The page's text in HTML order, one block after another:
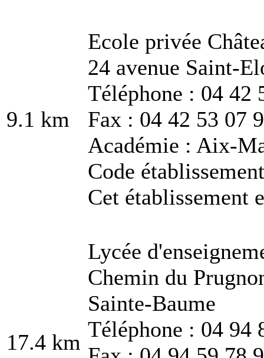
9.1 km
Ecole privée
24 avenue Saint-
Téléphone : 04 42
Fax : 04 42 53 07
Académie : Aix-
Code
Cet établissement
17.4 km
Lycée
Chemin du
Sainte-Baume
Téléphone : 04 94